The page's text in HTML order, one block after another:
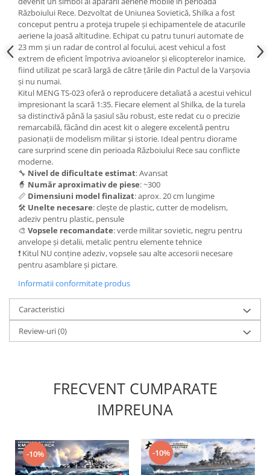
Vallejo Auxiliaries
Vallejo Acrylic Textures
Vopsea la sticluta
Vallejo Liquid Gold
Vallejo Surface Primer
Vallejo Weathering Effects
Vallejo Model Wash
Vallejo Metal Color
AK Interactive
Vopsea Chrome
Creioane Weathering
Auxiliare
Real Colors Markers
Auxiliare & Diluanti
Primer (grund)
Playmarkers
Vopsele acrilice & Seturi de vopsele
Solutii Weathering
Accesorii diorama
Vegetatie
Décor
Apa Diorama
Accesorii pictura The Army Painter
Warpaints Fanatic
Seturi Vopsele
Războiului Rece. Dezvoltat de Uniunea Sovietică, Shilka a fost
conceput pentru a proteja trupele și echipamentele de atacurile
aeriene la joasă altitudine. Echipat cu patru tunuri automate de
23 mm și un radar de control al focului, acest vehicul a fost
extrem de eficient împotriva avioanelor și elicopterelor inamice,
fiind utilizat pe scară largă de către țările din Pactul de la Varșovia
și nu numai.
Kitul MENG TS-023 oferă o reproducere detaliată a acestui vehicul
impresionant la scară 1:35. Fiecare element al Shilka, de la turela
sa distinctivă până la șasiul său robust, este redat cu o precizie
remarcabilă, făcând din acest kit o alegere excelentă pentru
pasionații de modelism militar și istorie. Ideal pentru diorame
care surprind scene din perioada Războiului Rece sau conflicte
moderne.
🔧 Nivel de dificultate estimat: Avansat
🧙 Număr aproximativ de piese: ~300
📏 Dimensiuni model finalizat: aprox. 20 cm lungime
🛠️ Unelte necesare: clește de plastic, cutter de modelism,
adeziv pentru plastic, pensule
🎨 Vopsele recomandate: verde militar sovietic, negru pentru
anvelope și detalii, metalic pentru elemente tehnice
❗ Kitul NU conține adeziv, vopsele sau alte accesorii necesare
pentru asamblare și pictare.
Informatii conformitate produs
Caracteristici
Review-uri(0)
FRECVENT CUMPARATE
IMPREUNA
-10% -10%